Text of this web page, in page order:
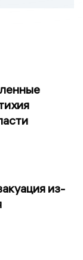
из-